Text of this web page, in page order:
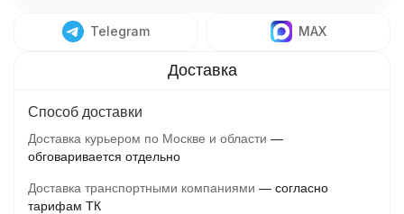
Telegram MAX
Способ доставки
Доставка курьером по Москве и области
обговаривается отдельно
Доставка транспортными компаниями
согласно
тарифам ТК